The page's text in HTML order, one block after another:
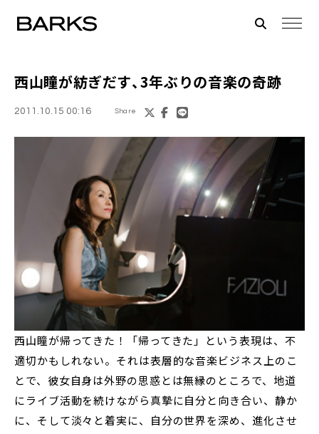
西山瞳が紡ぎだす、3年ぶりの音楽の奇跡
2011.10.15 00:16 Share
西山瞳が帰ってきた！「帰ってきた」という表現は、不
適切かもしれない。それは表層的な音楽ビジネス上のこ
とで、彼女自身は外野の思惑とは無縁のところで、地道
にライブ活動を続けながら真摯に自分と向き合い、静か
に、そして淡々と着実に、自分の世界を深め、進化させ